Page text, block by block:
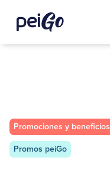
Promociones y beneficios
Promos peiGo